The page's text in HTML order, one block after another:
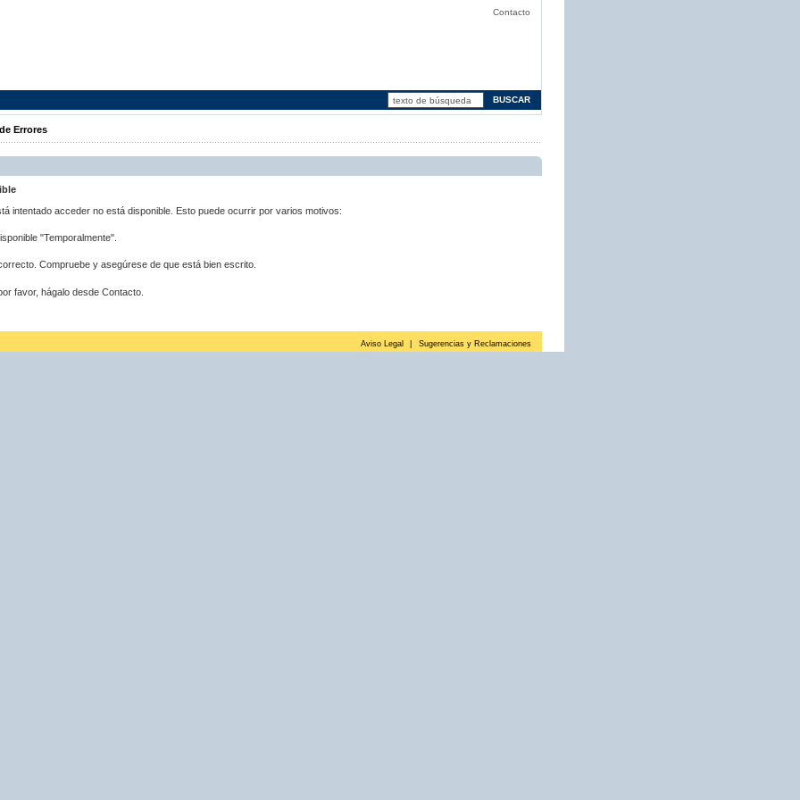
Contacto
Errores
intentado acceder no está disponible. Esto puede ocurrir por varios motivos:
"Temporalmente".
Compruebe y asegúrese de que está bien escrito.
favor, hágalo desde Contacto.
Aviso Legal Sugerencias y Reclamaciones